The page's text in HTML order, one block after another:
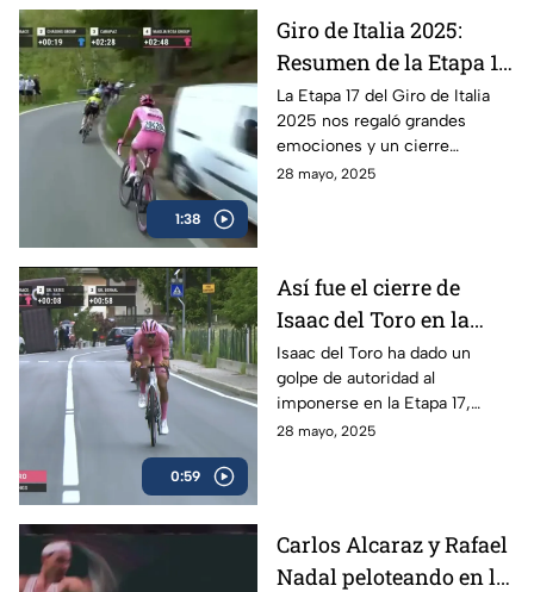
1:38
Giro de Italia 2025:
Resumen de la Etapa 17
y el triunfo de Isaac del
Toro
La Etapa 17 del Giro de Italia
2025 nos regaló grandes
emociones y un cierre
espectacular, en donde el líder
28 mayo, 2025
0:59
Así fue el cierre de
Isaac del Toro en la
Etapa 17 del Giro de
Italia
Isaac del Toro ha dado un
golpe de autoridad al
imponerse en la Etapa 17,
consolidándose como líder de
28 mayo, 2025
Carlos Alcaraz y Rafael
Nadal peloteando en la